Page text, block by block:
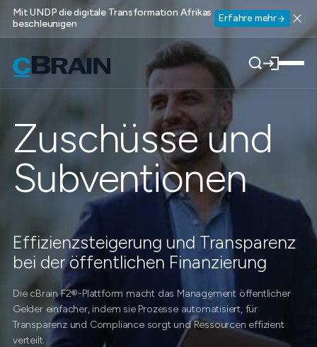
Mit UNDP die digitale Transformation Afrikas
beschleunigen
Erfahre mehr
Zuschüsse und
Subventionen
Effizienzsteigerung und Transparenz
bei der öffentlichen Finanzierung
Die cBrain F2®-Plattform macht das Management öffentlicher
Gelder einfacher, indem sie Prozesse automatisiert, für
Transparenz und Compliance sorgt und Ressourcen effizient
verteilt.